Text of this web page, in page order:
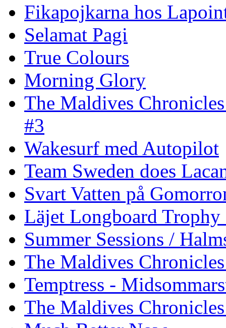
Fikapojkarna hos
Selamat Pagi
True Colours
Morning Glory
The Maldives
#3
Wakesurf med Autopilot
Team Sweden does
Svart Vatten på
Läjet Longboard
Summer Sessions /
The Maldives
Temptress -
The Maldives